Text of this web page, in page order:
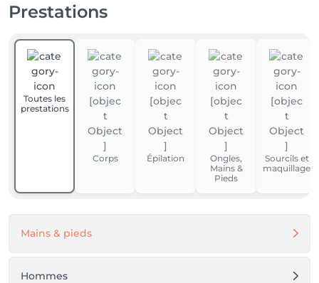
Nos prestations à quatre mains peuvent désormais
spécialistes s'occupent simultanément de vos mains
et de vos pieds, pour une mise en beauté complète
en moins de temps. Choisissez simplement une
prestation « à quatre mains » lors de votre
réservation.
Offre non cumulable. Hors bons et cartes cadeaux.
Prestations
Toutes les
prestations
Corps Épilation
Ongles,
Mains &
Pieds
Sourcils et
maquillage
Mains & pieds
Hommes